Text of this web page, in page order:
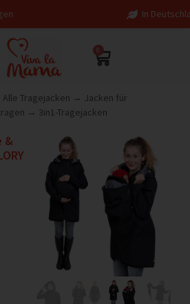
In Deutschland entworfen –
0
Alle Tragejacken → Jacken für
→ 3in1-Tragejacken
&